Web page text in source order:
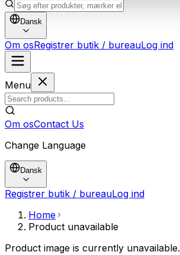
Dansk
Om osRegistrer butik / bureauLog ind
Menu
Om osContact Us
Change Language
Dansk
Registrer butik / bureauLog ind
Home
Product unavailable
Product image is currently unavailable.